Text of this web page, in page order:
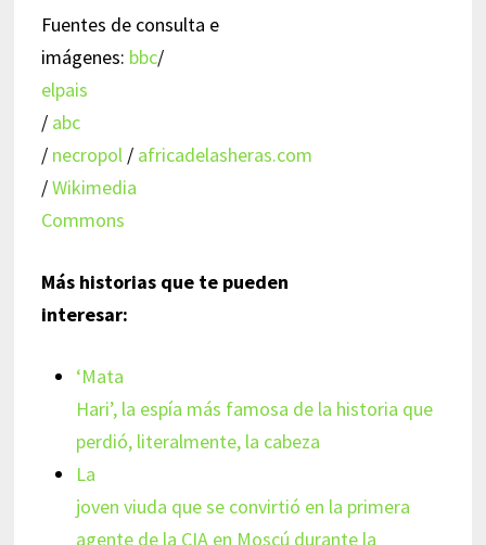
Fuentes de consulta e
imágenes: bbc/
elpais
/ abc
/ necropol/ africadelasheras.com
/Wikimedia
Commons
Más historias que te pueden
interesar:
‘Mata
Hari’, la espía más famosa de la historia que
perdió, literalmente, la cabeza
La
joven viuda que se convirtió en la primera
agente de la CIA en Moscú durante la